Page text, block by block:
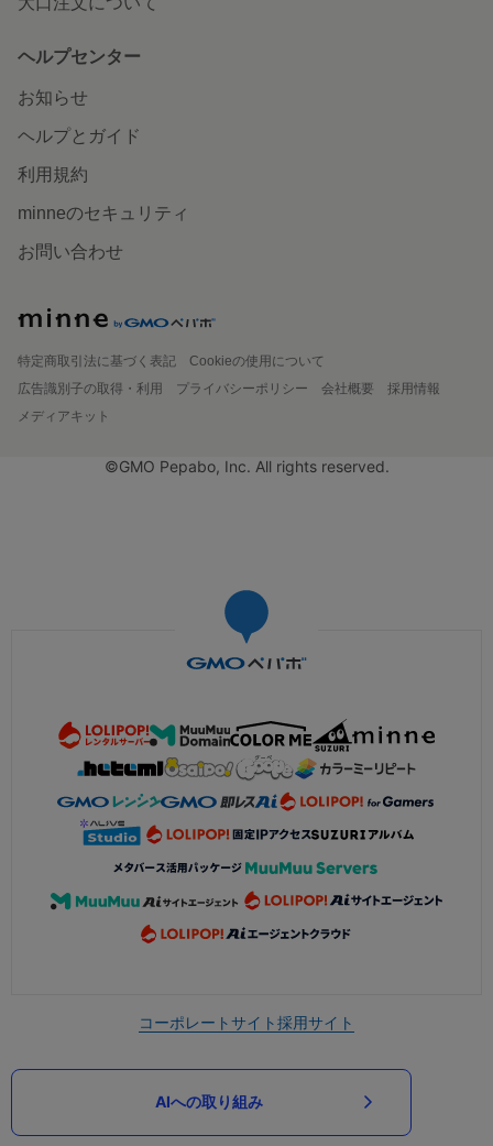
ヘルプセンター
お知らせ
ヘルプとガイド
利用規約
minneのセキュリティ
お問い合わせ
特定商取引法に基づく表記
Cookieの使用について
広告識別子の取得・利用
プライバシーポリシー 会社概要
採用情報
メディアキット
©GMO Pepabo, Inc. All rights reserved.
コーポレートサイト採用サイト
AIへの取り組み